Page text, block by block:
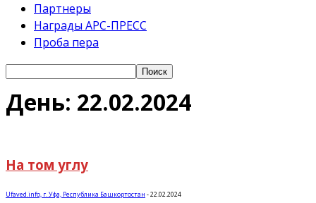
Партнеры
Награды АРС-ПРЕСС
Проба пера
День: 22.02.2024
На том углу
Ufaved.info, г. Уфа, Республика Башкортостан -22.02.2024